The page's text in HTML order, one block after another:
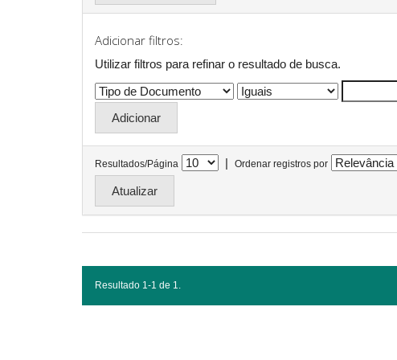
Adicionar filtros:
Utilizar filtros para refinar o resultado de busca.
Resultados/Página | Ordenar registros por
Resultado 1-1 de 1.